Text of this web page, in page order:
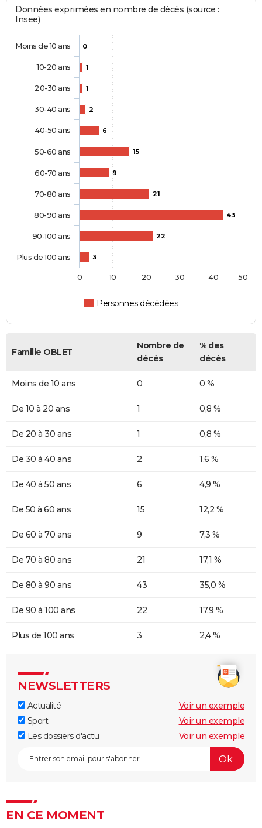
Données exprimées en nombre de décès (source :
Insee)
0
1
1
2
6
15
9
21
43
22
3
Personnes décédées
Moins de 10 ans
10-20 ans
20-30 ans
30-40 ans
40-50 ans
50-60 ans
60-70 ans
70-80 ans
80-90 ans
90-100 ans
Plus de 100 ans
0 10 20 30 40 50
Famille OBLET
Nombre de
décès
% des
décès
Moins de 10 ans 0 0 %
De 10 à 20 ans 1 0,8 %
De 20 à 30 ans 1 0,8 %
De 30 à 40 ans 2 1,6 %
De 40 à 50 ans 6 4,9 %
De 50 à 60 ans 15 12,2 %
De 60 à 70 ans 9 7,3 %
De 70 à 80 ans 21 17,1 %
De 80 à 90 ans 43 35,0 %
De 90 à 100 ans 22 17,9 %
Plus de 100 ans 3 2,4 %
NEWSLETTERS
Actualité
Voir un exemple
Sport
Voir un exemple
Les dossiers d'actu
Voir un exemple
EN CE MOMENT